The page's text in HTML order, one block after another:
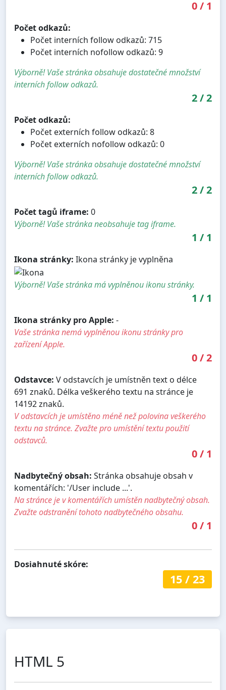
0/ 1
Počet odkazů:
Počet interních follow odkazů: 715
Počet interních nofollow odkazů: 9
Výborně! Vaše stránka obsahuje dostatečné množství
interních follow odkazů.
2/2
Počet odkazů:
Počet externích follow odkazů: 8
Počet externích nofollow odkazů: 0
Výborně! Vaše stránka obsahuje dostatečné množství
interních follow odkazů.
2/2
Počet tagů iframe: 0
Výborně! Vaše stránka neobsahuje tag iframe.
1 / 1
Ikona stránky: Ikona stránky je vyplněna
Výborně! Vaše stránka má vyplněnou ikonu stránky.
1 / 1
Ikona stránky pro Apple: -
Vaše stránka nemá vyplněnou ikonu stránky pro
zařízení Apple.
0/2
Odstavce: V odstavcích je umístněn text o délce
691 znaků. Délka veškerého textu na stránce je
14192 znaků.
V odstavcích je umístěno méně než polovina veškerého
textu na stránce. Zvažte pro umístění textu použití
odstavců.
0/ 1
Nadbytečný obsah: Stránka obsahuje obsah v
komentářích: '/User include ...'.
Na stránce je v komentářích umístěn nadbytečný obsah.
Zvažte odstranění tohoto nadbytečného obsahu.
0/ 1
Dosiahnuté skóre:
15/ 23
HTML 5